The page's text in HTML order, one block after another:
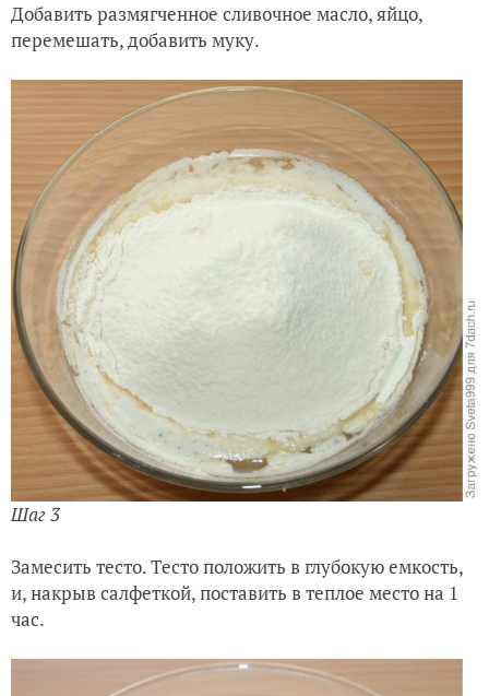
Добавить размягченное сливочное масло, яйцо,
перемешать, добавить муку.
Шаг 3
Замесить тесто.Тесто положить в глубокую емкость,
и, накрыв салфеткой, поставить в теплое место на 1
час.